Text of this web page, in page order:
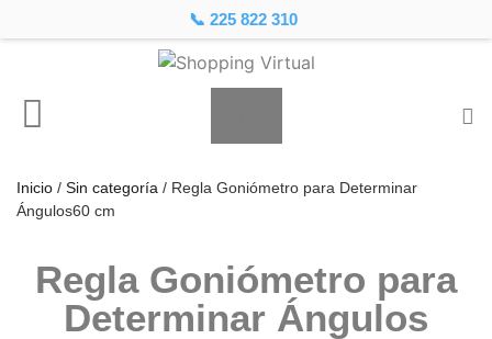
📞 225 822 310
Inicio / Sin categoría / Regla Goniómetro para Determinar
Ángulos60 cm
Regla Goniómetro para
Determinar Ángulos